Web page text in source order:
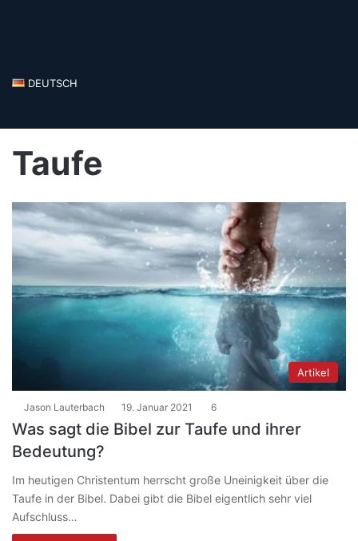
DEUTSCH
Taufe
Artikel
Jason Lauterbach 19. Januar 2021 6
Was sagt die Bibel zur Taufe und ihrer
Bedeutung?
Im heutigen Christentum herrscht große Uneinigkeit über die
Taufe in der Bibel. Dabei gibt die Bibel eigentlich sehr viel
Aufschluss…